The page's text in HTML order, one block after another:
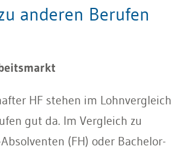
anderen Berufen
HF stehen im Lohnvergleich
gut da. Im Vergleich zu
(FH) oder Bachelor-